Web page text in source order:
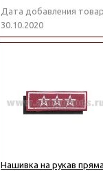
Дата добавления
30.10.2020
Нашивка на рукав